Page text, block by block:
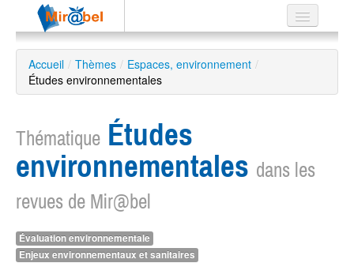
Le réseau
Soutien
Recherche
avancée
EN
ES
Accueil / Thèmes / Espaces, environnement /
Études environnementales
Thématique Études
environnementales dans les
revues de Mir@bel
Évaluation environnementale
Enjeux environnementaux et sanitaires